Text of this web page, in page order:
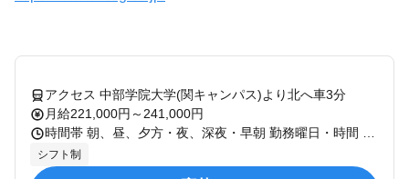
アクセス 中部学院大学(関キャンパス)より北へ車3分
月給221,000円～241,000円
シフト制